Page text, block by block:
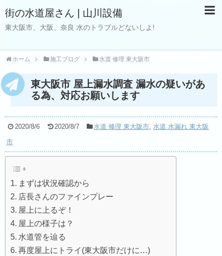
街の水道屋さん | 山川設備
東大阪市、大阪、奈良 水のトラブルどないしよ!
ホーム 施工ブログ 水道 修理 東大阪市
東大阪市 屋上漏水調査 漏水の疑いがあ
る為、対応お願いします
2020/8/6 2020/8/7 水道 修理 東大阪市,水道 水漏れ 東大阪
市
まずは状況確認から
店長さんのファインプレー
屋上に上るぞ！
屋上の様子は？
水道管を辿る
再度屋上にトライ(東大阪市だけに…)